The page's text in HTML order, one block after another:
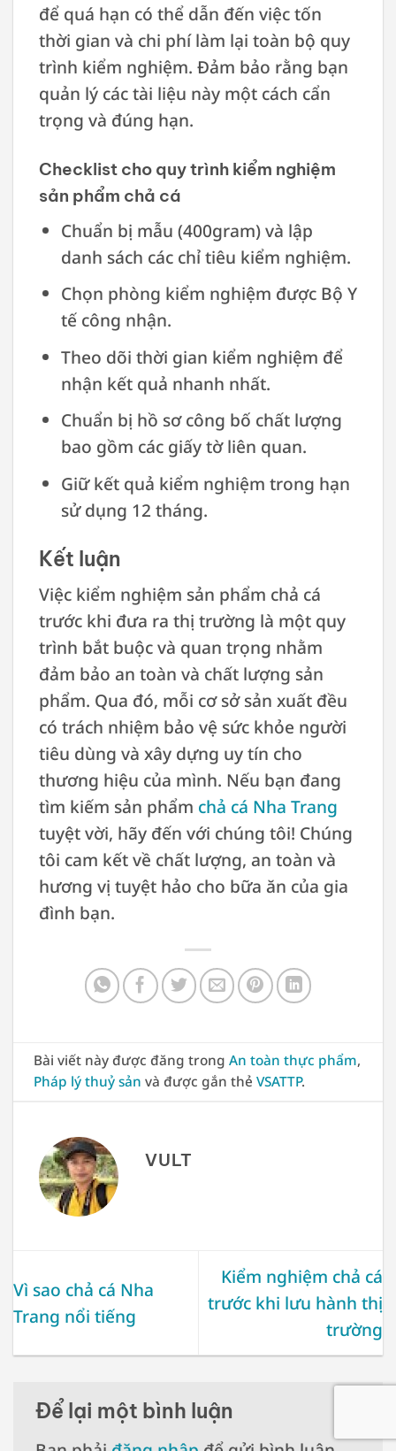
để quá hạn có thể dẫn đến việc tốn
thời gian và chi phí làm lại toàn bộ quy
trình kiểm nghiệm. Đảm bảo rằng bạn
quản lý các tài liệu này một cách cẩn
trọng và đúng hạn.
Checklist cho quy trình kiểm nghiệm
sản phẩm chả cá
Chuẩn bị mẫu (400gram) và lập
danh sách các chỉ tiêu kiểm nghiệm.
Chọn phòng kiểm nghiệm được Bộ Y
tế công nhận.
Theo dõi thời gian kiểm nghiệm để
nhận kết quả nhanh nhất.
Chuẩn bị hồ sơ công bố chất lượng
bao gồm các giấy tờ liên quan.
Giữ kết quả kiểm nghiệm trong hạn
sử dụng 12 tháng.
Kết luận
Việc kiểm nghiệm sản phẩm chả cá
trước khi đưa ra thị trường là một quy
trình bắt buộc và quan trọng nhằm
đảm bảo an toàn và chất lượng sản
phẩm. Qua đó, mỗi cơ sở sản xuất đều
có trách nhiệm bảo vệ sức khỏe người
tiêu dùng và xây dựng uy tín cho
thương hiệu của mình. Nếu bạn đang
tìm kiếm sản phẩm chả cá Nha Trang
tuyệt vời, hãy đến với chúng tôi! Chúng
tôi cam kết về chất lượng, an toàn và
hương vị tuyệt hảo cho bữa ăn của gia
đình bạn.
Bài viết này được đăng trongAn toàn thực phẩm,
Pháp lý thuỷ sản và được gắn thẻVSATTP.
VULT
Vì sao chả cá Nha
Trang nổi tiếng
Kiểm nghiệm chả cá
trước khi lưu hành thị
trường
Để lại một bình luận